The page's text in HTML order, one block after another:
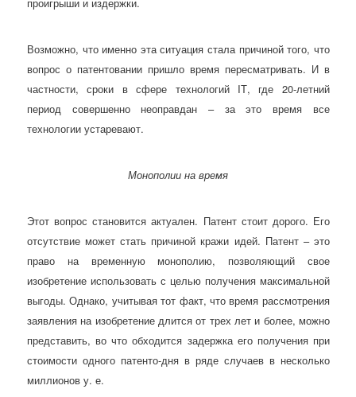
Возможно, что именно эта ситуация стала причиной того, что
вопрос о патентовании пришло время пересматривать. И в
частности, сроки в сфере технологий IТ, где 20-летний
период совершенно неоправдан – за это время все
технологии устаревают.
Монополии на время
Этот вопрос становится актуален. Патент стоит дорого. Его
отсутствие может стать причиной кражи идей. Патент – это
право на временную монополию, позволяющий свое
изобретение использовать с целью получения максимальной
выгоды. Однако, учитывая тот факт, что время рассмотрения
заявления на изобретение длится от трех лет и более, можно
представить, во что обходится задержка его получения при
стоимости одного патенто-дня в ряде случаев в несколько
миллионов у. е.